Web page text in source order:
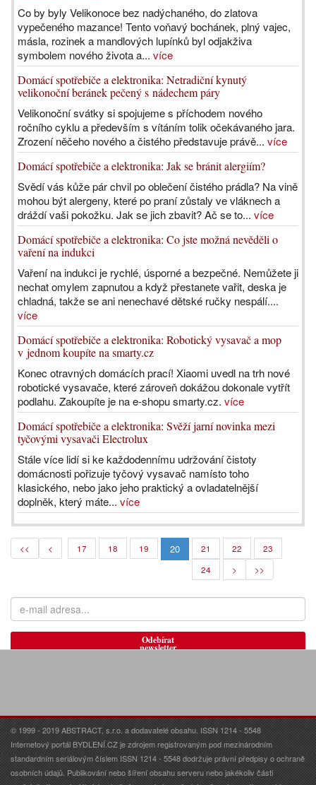
Co by byly Velikonoce bez nadýchaného, do zlatova
vypečeného mazance! Tento voňavý bochánek, plný vajec,
másla, rozinek a mandlových lupínků byl odjakživa
symbolem nového života a... více
Domácí spotřebiče a elektronika: Netradiční kynutý
velikonoční beránek pečený s nádechem páry
Velikonoční svátky si spojujeme s příchodem nového
ročního cyklu a především s vítáním tolik očekávaného jara.
Zrození něčeho nového a čistého představuje právě... více
Domácí spotřebiče a elektronika: Jak se bránit alergiím?
Svědí vás kůže pár chvil po oblečení čistého prádla? Na vině
mohou být alergeny, které po praní zůstaly ve vláknech a
dráždí vaši pokožku. Jak se jich zbavit? Ač se to... více
Domácí spotřebiče a elektronika: Co jste možná nevěděli o
vaření na indukci
Vaření na indukci je rychlé, úsporné a bezpečné. Nemůžete ji
nechat omylem zapnutou a když přestanete vařit, deska je
chladná, takže se ani nenechavé dětské ručky nespálí....
více
Domácí spotřebiče a elektronika: Robotický vysavač a mop
v jednom koupíte na smarty.cz
Konec otravných domácích prací! Xiaomi uvedl na trh nové
robotické vysavače, které zároveň dokážou dokonale vytřít
podlahu. Zakoupíte je na e-shopu smarty.cz. více
Domácí spotřebiče a elektronika: Svěží jarní novinka mezi
tyčovými vysavači Electrolux
Stále více lidí si ke každodennímu udržování čistoty
domácnosti pořizuje tyčový vysavač namísto toho
klasického, nebo jako jeho praktický a ovladatelnější
doplněk, který máte... více
<< < 17 18 19 20 21 22
23
24
> >>
Odebírat
newsletter
© 1999 - 2019 ABSTRACT, s.r.o. a dodavatelé obsahu. ISSN 1214 - 5548
Internetový portál BYDLENÍ.CZ je zdrojem registrovaným pod mezinárodním
standardním seriálovým číslem ISSN 1214 - 5548 dodržuje právní předpisy o ochraně
osobních údajů. Publikování nebo šíření obsahu serveru nebo jakékoliv části